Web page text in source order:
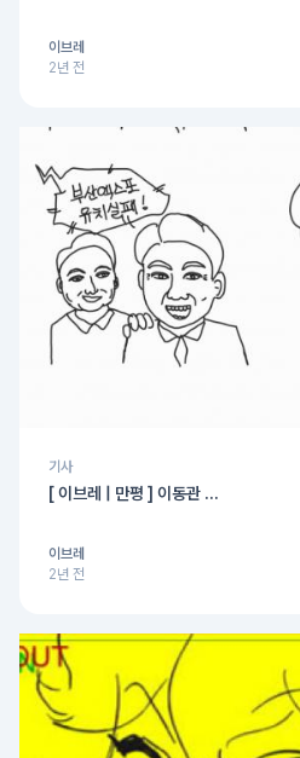
이브레
2년 전
기사
[ 이브레 | 만평 ] 이동관 ...
이브레
2년 전